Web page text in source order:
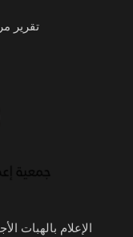
تقرير
الإعلام بالهبات